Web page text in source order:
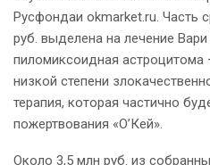
Русфондаи okmarket.ru. Часть
руб. выделена на лечение
пиломиксоидная астроцитома
низкой степени
терапия, которая частично
пожертвования «О’Кей».
Около 3,5 млн руб. из